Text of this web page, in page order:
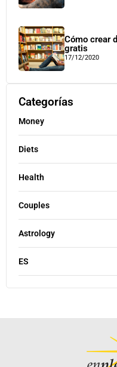
Cómo crear
gratis
17/12/2020
Categorías
Money
Diets
Health
Couples
Astrology
ES